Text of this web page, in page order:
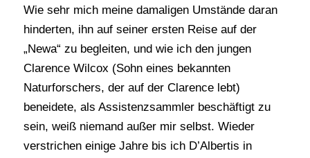
Wie sehr mich meine damaligen Umstände daran
hinderten, ihn auf seiner ersten Reise auf der
„Newa“ zu begleiten, und wie ich den jungen
Clarence Wilcox (Sohn eines bekannten
Naturforschers, der auf der Clarence lebt)
beneidete, als Assistenzsammler beschäftigt zu
sein, weiß niemand außer mir selbst. Wieder
verstrichen einige Jahre bis ich D’Albertis in